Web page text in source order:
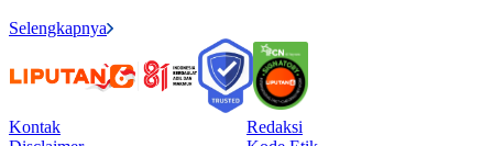
Selengkapnya
Kontak
Redaksi